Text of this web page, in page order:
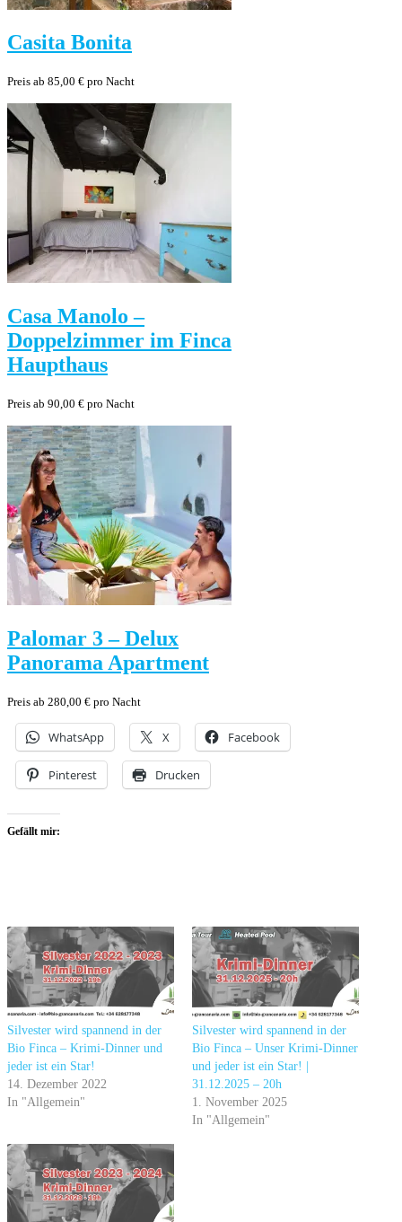
Casita Bonita
Preis ab 85,00 € pro Nacht
Casa Manolo –
Doppelzimmer im Finca
Haupthaus
Preis ab 90,00 € pro Nacht
Palomar 3 – Delux
Panorama Apartment
Preis ab 280,00 € pro Nacht
WhatsApp X Facebook
Pinterest Drucken
Gefällt mir:
Silvester wird spannend in der
Bio Finca – Krimi-Dinner und
jeder ist ein Star!
14. Dezember 2022
In "Allgemein"
Silvester wird spannend in der
Bio Finca – Unser Krimi-Dinner
und jeder ist ein Star! |
31.12.2025 – 20h
1. November 2025
In "Allgemein"